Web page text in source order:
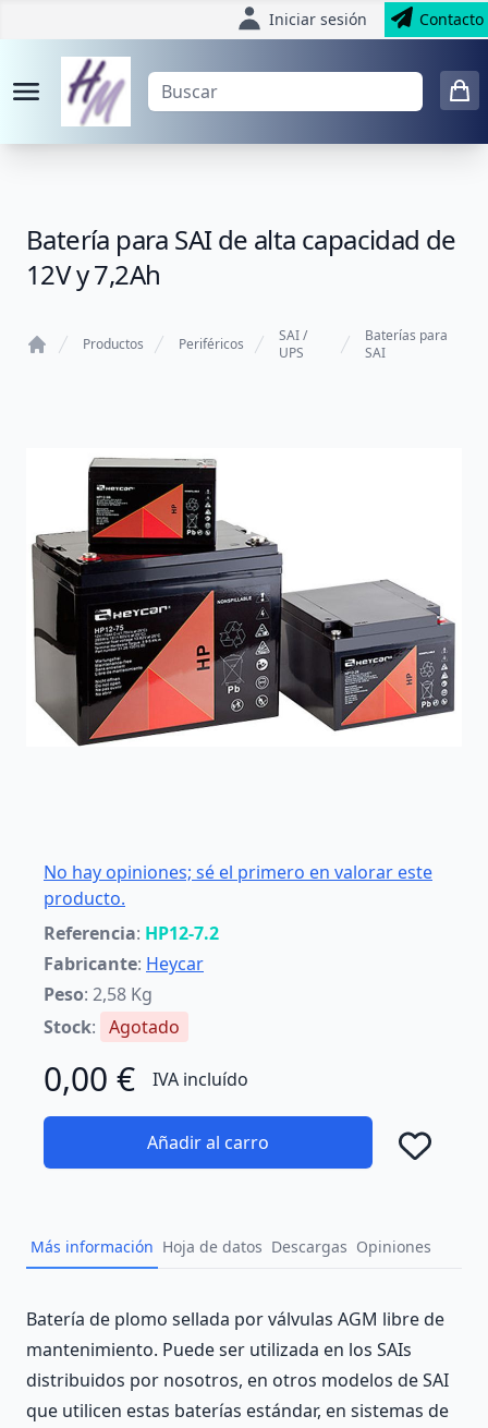
Iniciar sesión Contacto
Batería para SAI de alta capacidad de
12V y 7,2Ah
Productos Periféricos
SAI /
UPS
Baterías para
SAI
No hay opiniones; sé el primero en valorar este
producto.
Referencia: HP12-7.2
Fabricante: Heycar
Peso: 2,58 Kg
Stock: Agotado
0,00 € IVA incluído
Añadir al carro
Más información Hoja de datos Descargas Opiniones
Description
Batería de plomo sellada por válvulas AGM libre de
mantenimiento. Puede ser utilizada en los SAIs
distribuidos por nosotros, en otros modelos de SAI
que utilicen estas baterías estándar, en sistemas de